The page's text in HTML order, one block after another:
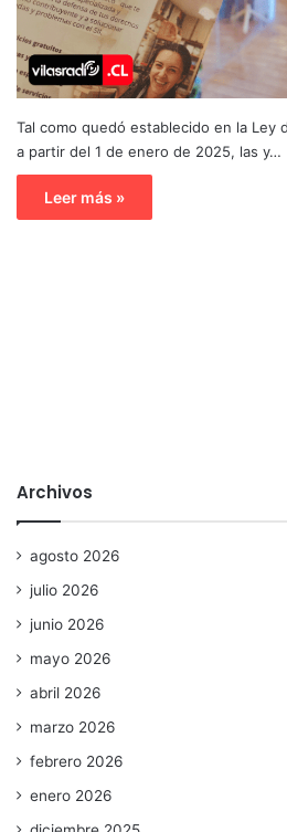
Tal como quedó establecido en la Ley
a partir del 1 de enero de 2025, las y…
Leer más »
Archivos
agosto 2026
julio 2026
junio 2026
mayo 2026
abril 2026
marzo 2026
febrero 2026
enero 2026